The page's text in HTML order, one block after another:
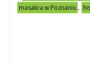
masakra w Poznaniu ,